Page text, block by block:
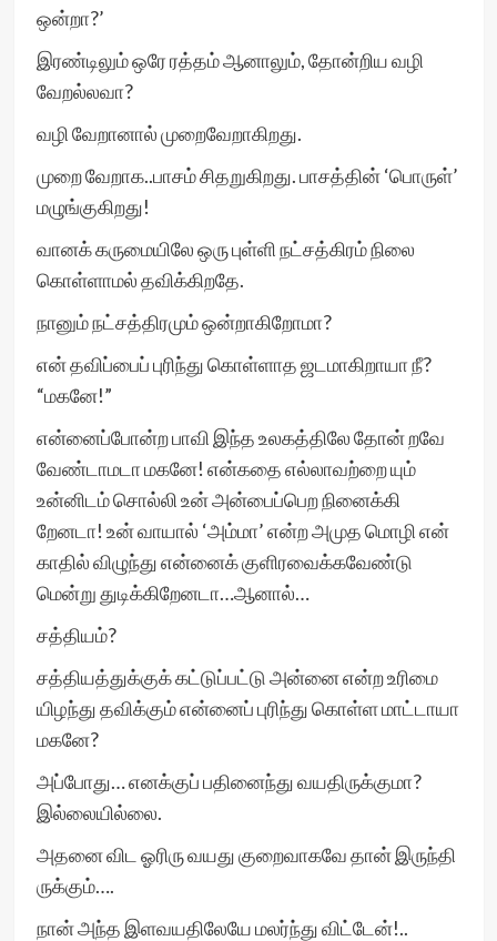
ஒன்றா?’
இரண்டிலும் ஒரே ரத்தம் ஆனாலும், தோன்றிய வழி
வேறல்லவா?
வழி வேறானால் முறைவேறாகிறது.
முறை வேறாக..பாசம் சிதறுகிறது. பாசத்தின் ‘பொருள்’
மழுங்குகிறது!
வானக் கருமையிலே ஒரு புள்ளி நட்சத்கிரம் நிலை
கொள்ளாமல் தவிக்கிறதே.
நானும் நட்சத்திரமும் ஒன்றாகிறோமா?
என் தவிப்பைப் புரிந்து கொள்ளாத ஜடமாகிறாயா நீ?
“மகனே!”
என்னைப்போன்ற பாவி இந்த உலகத்திலே தோன் றவே
வேண்டாமடா மகனே! என்கதை எல்லாவற்றை யும்
உன்னிடம் சொல்லி உன் அன்பைப்பெற நினைக்கி
றேனடா! உன் வாயால் ‘அம்மா’ என்ற அமுத மொழி என்
காதில் விழுந்து என்னைக் குளிரவைக்கவேண்டு
மென்று துடிக்கிறேனடா…ஆனால்…
சத்தியம்?
சத்தியத்துக்குக் கட்டுப்பட்டு அன்னை என்ற உரிமை
யிழந்து தவிக்கும் என்னைப் புரிந்து கொள்ள மாட்டாயா
மகனே?
அப்போது… எனக்குப் பதினைந்து வயதிருக்குமா?
இல்லையில்லை.
அதனை விட ஓரிரு வயது குறைவாகவே தான் இருந்தி
ருக்கும்….
நான் அந்த இளவயதிலேயே மலர்ந்து விட்டேன்!..